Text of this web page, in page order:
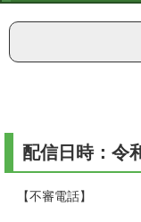
配信日時：令
【不審電話】